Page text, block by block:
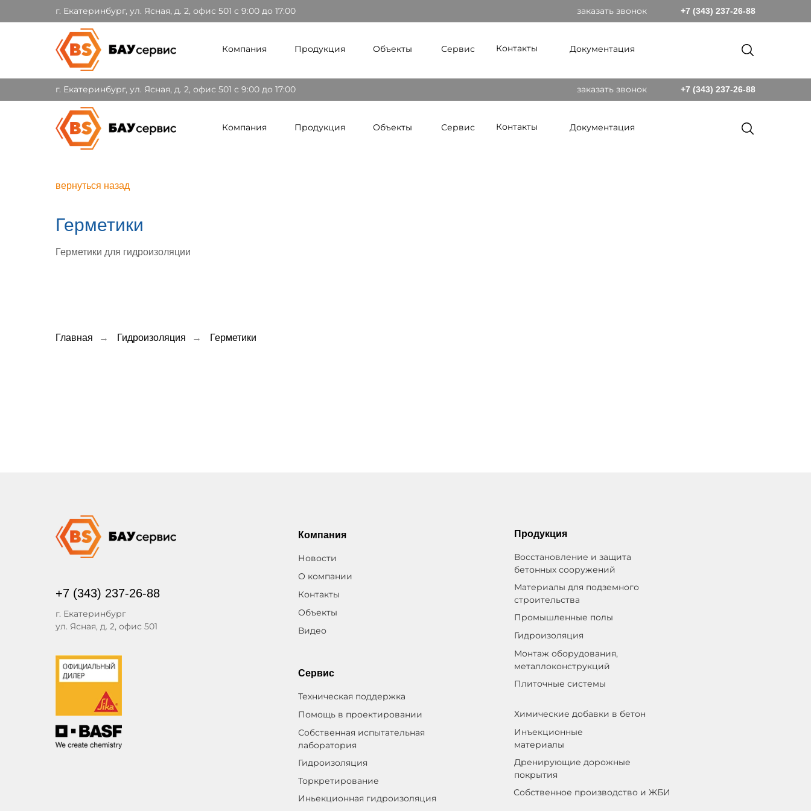
Компания Продукция Объекты Сервис
+7 (343) 237-26-88
заказать звонок
г. Екатеринбург, ул. Ясная, д. 2, офис 501 c 9:00 до 17:00
Документация
Контакты
Компания Продукция Объекты Сервис
+7 (343) 237-26-88
заказать звонок
г. Екатеринбург, ул. Ясная, д. 2, офис 501 c 9:00 до 17:00
Документация
Контакты
Герметики для гидроизоляции
Герметики
вернуться назад
Главная → Гидроизоляция → Герметики
Компания
Сервис
Техническая поддержка
Помощь в проектировании
Собственная испытательная
лаборатория
+7 (343) 237-26-88
г. Екатеринбург
ул. Ясная, д. 2, офис 501
Новости
О компании
Контакты
Объекты
Гидроизоляция
Торкретирование
Продукция
Восстановление и защита
бетонных сооружений
Материалы для подземного
строительства
Промышленные полы
Гидроизоляция
Монтаж оборудования,
металлоконструкций
Плиточные системы
Химические добавки в бетон
Инъекционные
материалы
Дренирующие дорожные
покрытия
Видео
Иньекционная гидроизоляция
Собственное производство и ЖБИ